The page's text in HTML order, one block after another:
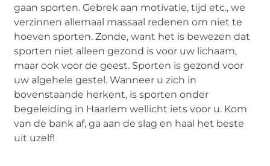
gaan sporten. Gebrek aan motivatie, tijd etc., we
verzinnen allemaal massaal redenen om niet te
hoeven sporten. Zonde, want het is bewezen dat
sporten niet alleen gezond is voor uw lichaam,
maar ook voor de geest. Sporten is gezond voor
uw algehele gestel. Wanneer u zich in
bovenstaande herkent, is sporten onder
begeleiding in Haarlem wellicht iets voor u. Kom
van de bank af, ga aan de slag en haal het beste
uit uzelf!